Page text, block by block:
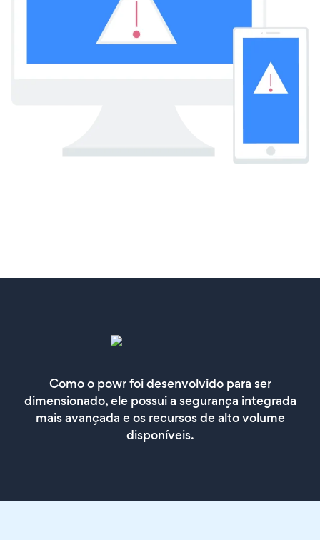
Como o powr foi desenvolvido para ser
dimensionado, ele possui a segurança integrada
mais avançada e os recursos de alto volume
disponíveis.